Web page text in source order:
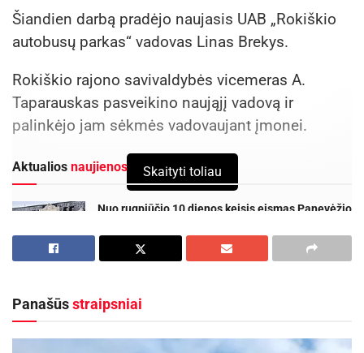
Šiandien darbą pradėjo naujasis UAB „Rokiškio
autobusų parkas“ vadovas Linas Brekys.
Rokiškio rajono savivaldybės vicemeras A.
Taparauskas pasveikino naująjį vadovą ir
palinkėjo jam sėkmės vadovaujant įmonei.
Aktualios naujienos
Nuo rugpjūčio 10 dienos keisis eismas Panevėžio
2026-08-06
2026-08-05
Skaityti toliau
Panašūsstraipsniai